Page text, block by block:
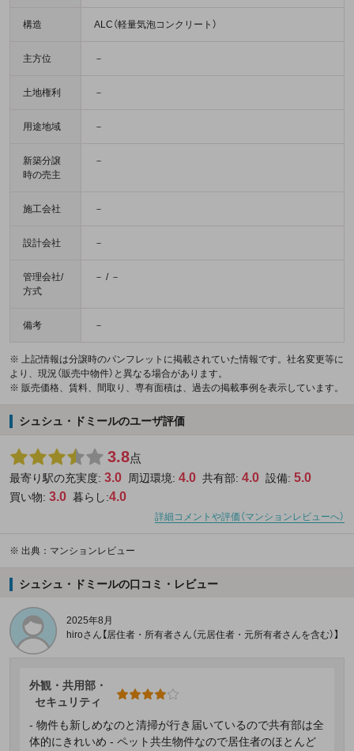
構造 ALC（軽量気泡コンクリート）
主方位 －
土地権利 －
用途地域 －
新築分譲
時の売主
－
施工会社 －
設計会社 －
管理会社/
方式
－ / －
備考 －
※ 上記情報は分譲時のパンフレットに掲載されていた情報です。社名変更等に
より、現況（販売中物件）と異なる場合があります。
※ 販売価格、賃料、間取り、専有面積は、過去の掲載事例を表示しています。
シュシュ・ドミールのユーザ評価
3.8点
最寄り駅の充実度: 3.0 周辺環境: 4.0 共有部: 4.0 設備: 5.0
買い物: 3.0 暮らし:4.0
詳細コメントや評価（マンションレビューへ）
※ 出典：マンションレビュー
シュシュ・ドミールの口コミ・レビュー
2025年8月
hiroさん【居住者・所有者さん（元居住者・元所有者さんを含む）】
外観・共用部・
セキュリティ
- 物件も新しめなのと清掃が行き届いているので共有部は全
体的にきれいめ - ペット共生物件なので居住者のほとんど